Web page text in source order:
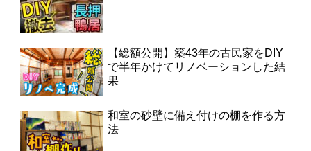
【総額公開】築43年の古民家をDIY
で半年かけてリノベーションした結
果
和室の砂壁に備え付けの棚を作る方
法